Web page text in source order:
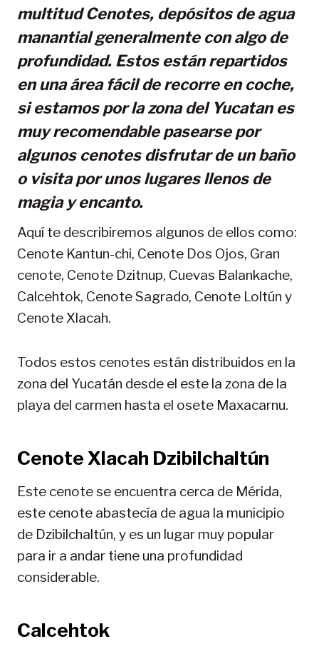
multitud Cenotes, depósitos de agua
manantial generalmente con algo de
profundidad. Estos están repartidos
en una área fácil de recorre en coche,
si estamos por la zona del Yucatan es
muy recomendable pasearse por
algunos cenotes disfrutar de un baño
o visita por unos lugares llenos de
magia y encanto.
Aquí te describiremos algunos de ellos como:
Cenote Kantun-chi, Cenote Dos Ojos, Gran
cenote, Cenote Dzitnup, Cuevas Balankache,
Calcehtok, Cenote Sagrado, Cenote Loltún y
Cenote Xlacah.
Todos estos cenotes están distribuidos en la
zona del Yucatán desde el este la zona de la
playa del carmen hasta el osete Maxacarnu.
Cenote Xlacah Dzibilchaltún
Este cenote se encuentra cerca de Mérida,
este cenote abastecía de agua la municipio
de Dzibilchaltún, y es un lugar muy popular
para ir a andar tiene una profundidad
considerable.
Calcehtok